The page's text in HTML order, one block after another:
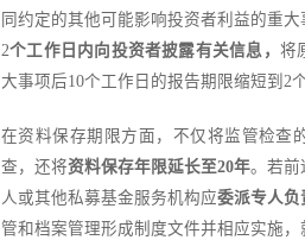
同约定的其他可能影响投资者利益的重
2个工作日内向投资者披露有关信息， 将
大事项后10个工作日的报告期限缩短到2
在资料保存期限方面，不仅将监管检查
查，还将资料保存年限延长至20年。若前
人或其他私募基金服务机构应委派专人负
管和档案管理形成制度文件并相应实施